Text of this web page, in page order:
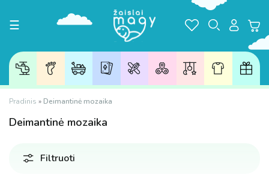
Toggle navigation
☰
Pradinis » Deimantinė mozaika
Deimantinė mozaika
Filtruoti